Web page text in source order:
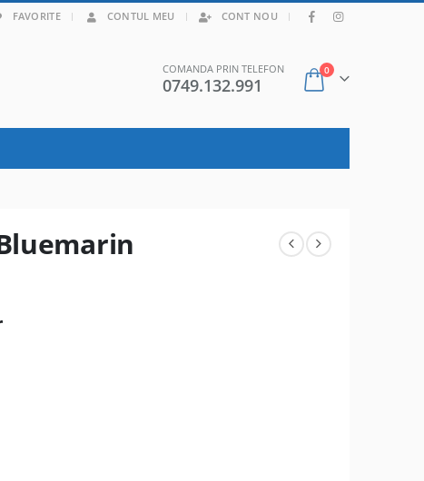
FAVORITE CONTUL MEU CONT NOU |
COMANDA PRIN TELEFON
0749.132.991
0